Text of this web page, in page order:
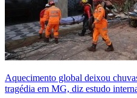
Aquecimento global deixou
tragédia em MG, diz estudo